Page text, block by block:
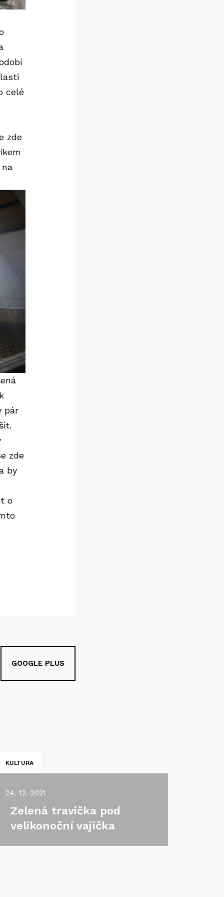
celé
zde
pár
zde
by
o
GOOGLE PLUS
KULTURA
24. 12. 2021
Zelená travička pod
velikonoční vajíčka